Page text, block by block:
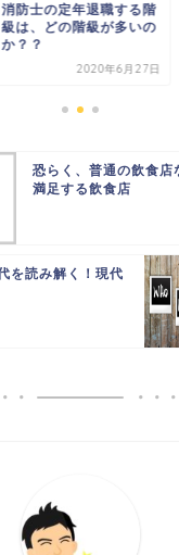
消防士の定年退職する階
級は、どの階級が多いの
か？？
2020年6月27日
恐らく、普通の飲食店
満足する飲食店
を読み解く！現代